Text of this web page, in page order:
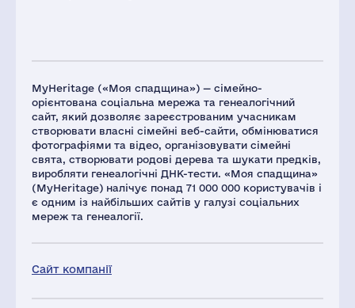
MyHeritage («Моя спадщина») — сімейно-
орієнтована соціальна мережа та генеалогічний
сайт, який дозволяє зареєстрованим учасникам
створювати власні сімейні веб-сайти, обмінюватися
фотографіями та відео, організовувати сімейні
свята, створювати родові дерева та шукати предків,
виробляти генеалогічні ДНК-тести. «Моя спадщина»
(MyHeritage) налічує понад 71 000 000 користувачів і
є одним із найбільших сайтів у галузі соціальних
мереж та генеалогії.
Сайт компанії